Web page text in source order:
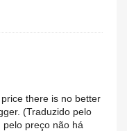
there is no better
(Traduzido pelo
pelo preço não há